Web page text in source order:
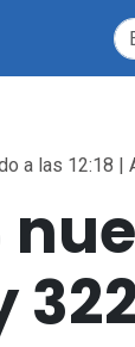
a las 12:18 |